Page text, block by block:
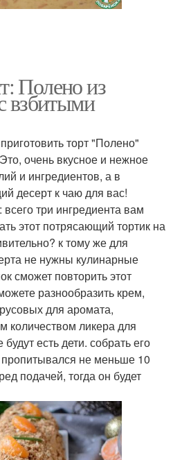
Полено из
взбитыми
торт "Полено"
очень вкусное и нежное
и ингредиентов, а в
десерт к чаю для вас!
три ингредиента вам
этот потрясающий тортик на
к тому же для
не нужны кулинарные
сможет повторить этот
разнообразить крем,
для аромата,
количеством ликера для
есть дети. собрать его
не меньше 10
подачей, тогда он будет